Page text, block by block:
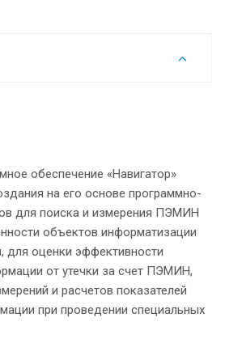
обеспечение «Навигатор»
на его основе программно-
для поиска и измерения ПЭМИН
объектов информатизации
для оценки эффективности
от утечки за счет ПЭМИН,
и расчетов показателей
при проведении специальных